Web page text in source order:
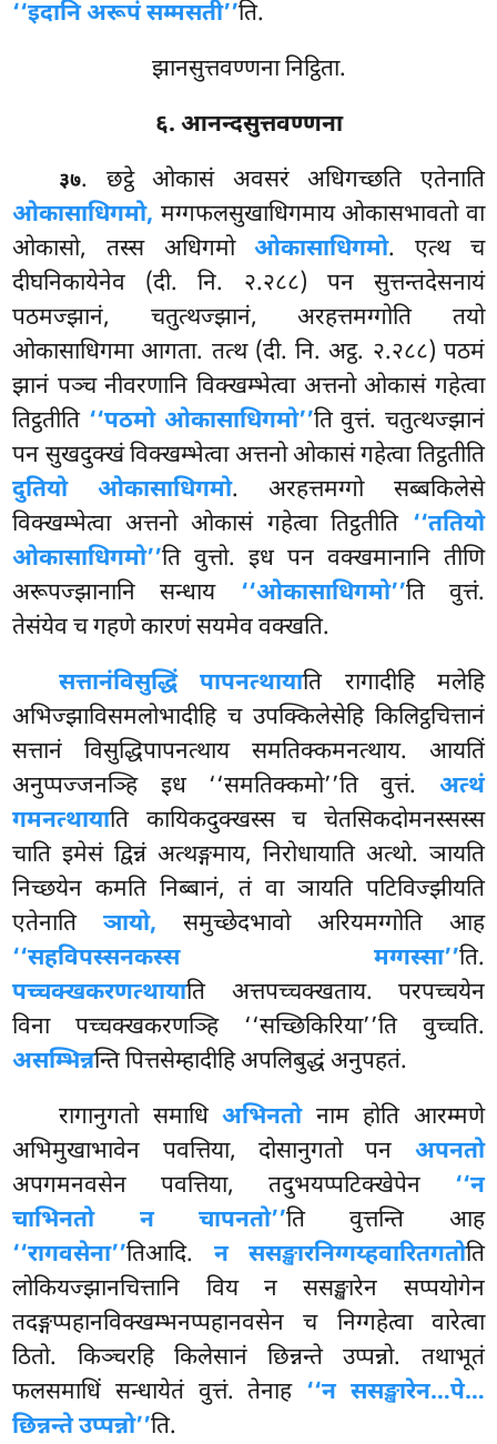
‘‘इदानि अरूपं सम्मसती’’ति.
झानसुत्तवण्णना निट्ठिता.
६. आनन्दसुत्तवण्णना
३७. छट्ठे ओकासं अवसरं अधिगच्छति एतेनाति
ओकासाधिगमो, मग्गफलसुखाधिगमाय ओकासभावतो वा
ओकासो, तस्स अधिगमोओकासाधिगमो. एत्थ च
दीघनिकायेनेव (दी. नि. २.२८८) पन सुत्तन्तदेसनायं
पठमज्झानं, चतुत्थज्झानं, अरहत्तमग्गोति तयो
ओकासाधिगमा आगता. तत्थ (दी. नि. अट्ठ. २.२८८) पठमं
झानं पञ्च नीवरणानि विक्खम्भेत्वा अत्तनो ओकासं गहेत्वा
तिट्ठतीति ‘‘पठमो ओकासाधिगमो’’तिवुत्तं. चतुत्थज्झानं
पन सुखदुक्खं विक्खम्भेत्वा अत्तनो ओकासं गहेत्वा तिट्ठतीति
दुतियो ओकासाधिगमो. अरहत्तमग्गो सब्बकिलेसे
विक्खम्भेत्वा अत्तनो ओकासं गहेत्वा तिट्ठतीति ‘‘ततियो
ओकासाधिगमो’’ति वुत्तो. इध पन वक्खमानानि तीणि
अरूपज्झानानि सन्धाय ‘‘ओकासाधिगमो’’ति वुत्तं.
तेसंयेव च गहणे कारणं सयमेव वक्खति.
सत्तानंविसुद्धिं पापनत्थायाति रागादीहि मलेहि
अभिज्झाविसमलोभादीहि च उपक्किलेसेहि किलिट्ठचित्तानं
सत्तानं विसुद्धिपापनत्थाय समतिक्कमनत्थाय. आयतिं
अनुप्पज्जनञ्हि इध ‘‘समतिक्कमो’’ति वुत्तं. अत्थं
गमनत्थायाति कायिकदुक्खस्स च चेतसिकदोमनस्सस्स
चाति इमेसं द्विन्नं अत्थङ्गमाय, निरोधायाति अत्थो. ञायति
निच्छयेन कमति निब्बानं, तं वा ञायति पटिविज्झीयति
एतेनातिञायो, समुच्छेदभावो अरियमग्गोति आह
‘‘सहविपस्सनकस्स मग्गस्सा’’ति.
पच्चक्खकरणत्थायाति अत्तपच्चक्खताय. परपच्चयेन
विना पच्चक्खकरणञ्हि ‘‘सच्छिकिरिया’’ति वुच्चति.
असम्भिन्नन्ति पित्तसेम्हादीहि अपलिबुद्धं अनुपहतं.
रागानुगतो समाधिअभिनतोनाम होति आरम्मणे
अभिमुखाभावेन पवत्तिया, दोसानुगतो पन अपनतो
अपगमनवसेन पवत्तिया, तदुभयप्पटिक्खेपेन ‘‘न
चाभिनतो न चापनतो’’ति वुत्तन्ति आह
‘‘रागवसेना’’तिआदि. न ससङ्खारनिग्गय्हवारितगतोति
लोकियज्झानचित्तानि विय न ससङ्खारेन सप्पयोगेन
तदङ्गप्पहानविक्खम्भनप्पहानवसेन च निग्गहेत्वा वारेत्वा
ठितो. किञ्चरहि किलेसानं छिन्नन्ते उप्पन्नो. तथाभूतं
फलसमाधिं सन्धायेतं वुत्तं. तेनाह ‘‘न ससङ्खारेन…पे…
छिन्नन्ते उप्पन्नो’’ति.